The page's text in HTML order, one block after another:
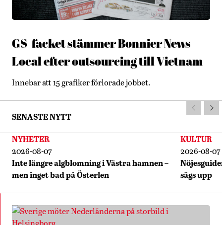
GS-facket stämmer Bonnier News
Local efter outsourcing till Vietnam
Innebar att 15 grafiker förlorade jobbet.
SENASTE NYTT
NYHETER
2026-08-07
Inte längre algblomning i Västra hamnen –
men inget bad på Österlen
KULTUR
2026-08-07
sägs upp